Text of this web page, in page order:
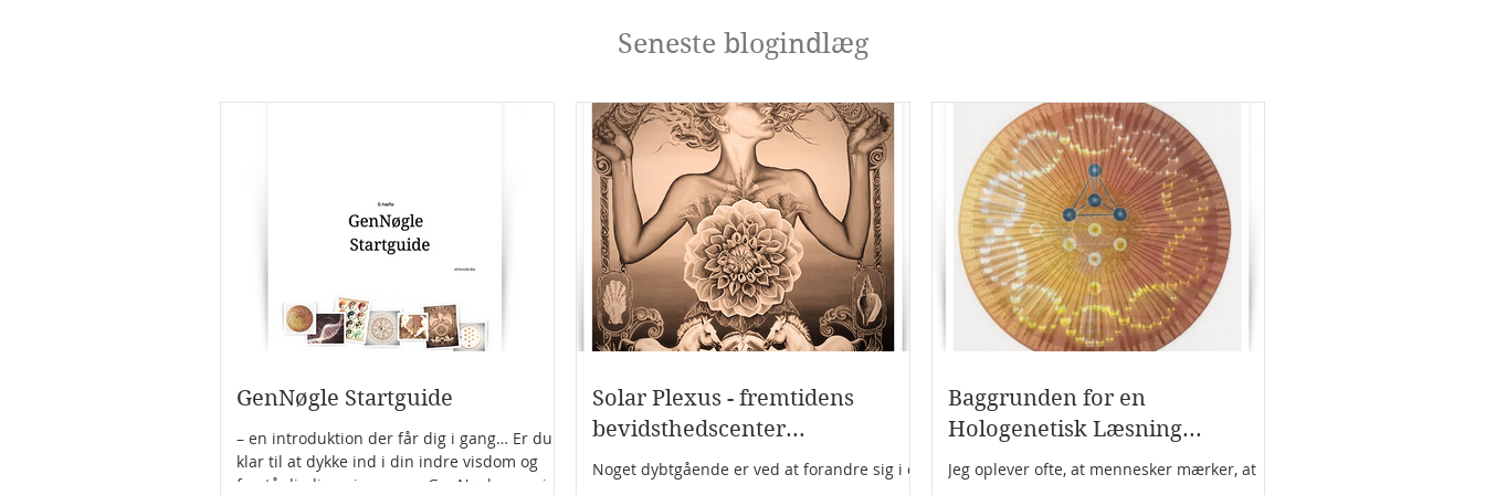
Seneste blogindlæg
GenNøgle Startguide
– en introduktion der får dig i gang… Er du
klar til at dykke ind i din indre visdom og
forstå din livsvej gennem GenNøglerne – i
Solar Plexus - fremtidens
bevidsthedscenter...
Noget dybtgående er ved at forandre sig i os
Baggrunden for en
Hologenetisk Læsning...
Jeg oplever ofte, at mennesker mærker, at